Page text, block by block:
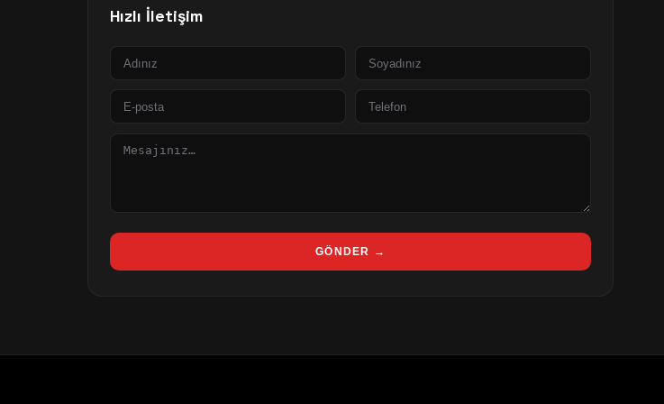
Hızlı İletişim
Ad Soyad
posta
Telefon
Mesaj
GÖNDER →